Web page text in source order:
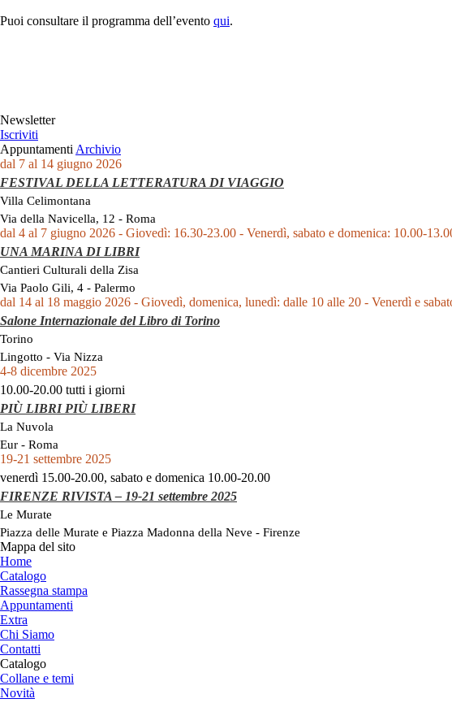
Puoi consultare il programma dell’evento qui.
Newsletter
Iscriviti
Appuntamenti Archivio
dal 7 al 14 giugno 2026
FESTIVAL DELLA LETTERATURA DI VIAGGIO
Villa Celimontana
Via della Navicella, 12 - Roma
dal 4 al 7 giugno 2026 - Giovedì: 16.30-23.00 - Venerdì, sabato e domenica: 10.00-
UNA MARINA DI LIBRI
Cantieri Culturali della Zisa
Via Paolo Gili, 4 - Palermo
dal 14 al 18 maggio 2026 - Giovedì, domenica, lunedì: dalle 10 alle 20 - Venerdì e
Salone Internazionale del Libro di Torino
Torino
Lingotto - Via Nizza
4-8 dicembre 2025
10.00-20.00 tutti i giorni
PIÙ LIBRI PIÙ LIBERI
La Nuvola
Eur - Roma
19-21 settembre 2025
venerdì 15.00-20.00, sabato e domenica 10.00-20.00
FIRENZE RIVISTA – 19-21 settembre 2025
Le Murate
Piazza delle Murate e Piazza Madonna della Neve - Firenze
Mappa del sito
Home
Catalogo
Rassegna stampa
Appuntamenti
Extra
Chi Siamo
Contatti
Catalogo
Collane e temi
Novità